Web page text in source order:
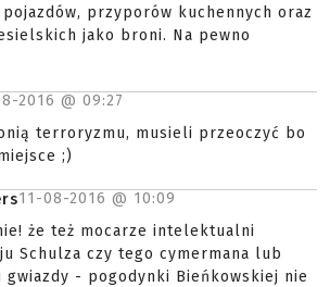
przyporów kuchennych oraz
jako broni. Na pewno
2016 @ 09:27
terroryzmu, musieli przeoczyć bo
;)
11-08-2016 @ 10:09
że też mocarze intelektualni
Schulza czy tego cymermana lub
gwiazdy - pogodynki Bieńkowskiej nie